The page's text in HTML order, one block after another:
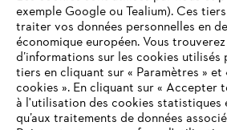
exemple Google ou Tealium). Ces
traiter vos données personnelles en
économique européen. Vous
d’informations sur les cookies utilisés
tiers en cliquant sur « Paramètres » et
cookies ». En cliquant sur « Accepter
à l'utilisation des cookies statistiques
qu’aux traitements de données